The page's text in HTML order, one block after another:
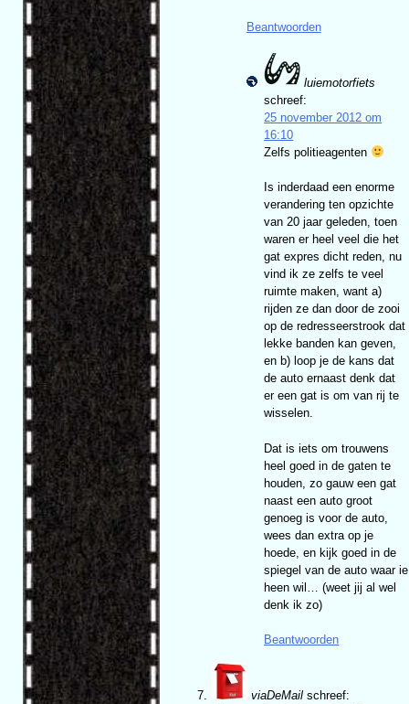
Beantwoorden
luiemotorfiets
schreef:
25 november 2012 om
16:10
Zelfs politieagenten
Is inderdaad een enorme
verandering ten opzichte
van 20 jaar geleden, toen
waren er heel veel die het
gat expres dicht reden, nu
vind ik ze zelfs te veel
ruimte maken, want a)
rijden ze dan door de zooi
op de redresseerstrook dat
lekke banden kan geven,
en b) loop je de kans dat
de auto ernaast denk dat
er een gat is om van rij te
wisselen.
Dat is iets om trouwens
heel goed in de gaten te
houden, zo gauw een gat
naast een auto groot
genoeg is voor de auto,
wees dan extra op je
hoede, en kijk goed in de
spiegel van de auto waar ie
heen wil… (weet jij al wel
denk ik zo)
Beantwoorden
viaDeMail schreef: